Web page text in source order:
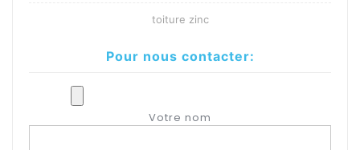
toiture zinc
Pour nous contacter:
Votre nom